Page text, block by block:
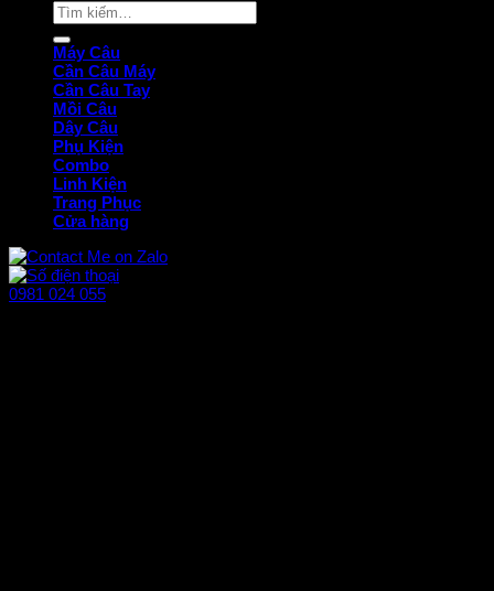
Tìm
kiếm:
Máy Câu
Cần Câu Máy
Cần Câu Tay
Mồi Câu
Dây Câu
Phụ Kiện
Combo
Linh Kiện
Trang Phục
Cửa hàng
0981 024 055